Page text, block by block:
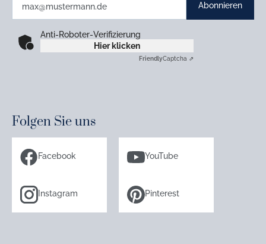
Abonnieren
Anti-Roboter-Verifizierung
Hier klicken
FriendlyCaptcha ⇗
Folgen Sie uns
Facebook YouTube
Instagram Pinterest